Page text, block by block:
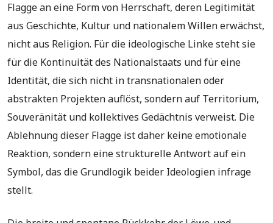
Flagge an eine Form von Herrschaft, deren Legitimität
aus Geschichte, Kultur und nationalem Willen erwächst,
nicht aus Religion. Für die ideologische Linke steht sie
für die Kontinuität des Nationalstaats und für eine
Identität, die sich nicht in transnationalen oder
abstrakten Projekten auflöst, sondern auf Territorium,
Souveränität und kollektives Gedächtnis verweist. Die
Ablehnung dieser Flagge ist daher keine emotionale
Reaktion, sondern eine strukturelle Antwort auf ein
Symbol, das die Grundlogik beider Ideologien infrage
stellt.